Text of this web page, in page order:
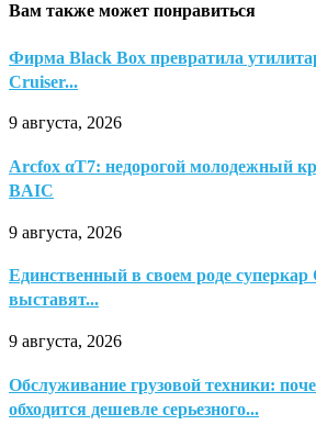
Вам также может понравиться
Фирма Black Box превратила
Cruiser...
9 августа, 2026
Arcfox αT7: недорогой молодежный
BAIC
9 августа, 2026
Единственный в своем роде
выставят...
9 августа, 2026
Обслуживание грузовой техники:
обходится дешевле серьезного...